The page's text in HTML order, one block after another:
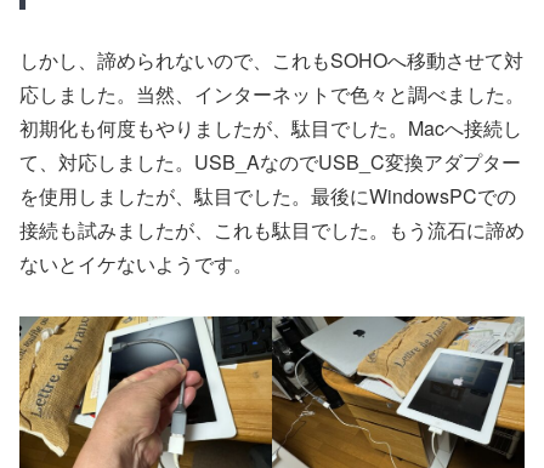
しかし、諦められないので、これもSOHOへ移動させて対
応しました。当然、インターネットで色々と調べました。
初期化も何度もやりましたが、駄目でした。Macへ接続し
て、対応しました。USB_AなのでUSB_C変換アダプター
を使用しましたが、駄目でした。最後にWindowsPCでの
接続も試みましたが、これも駄目でした。もう流石に諦め
ないとイケないようです。